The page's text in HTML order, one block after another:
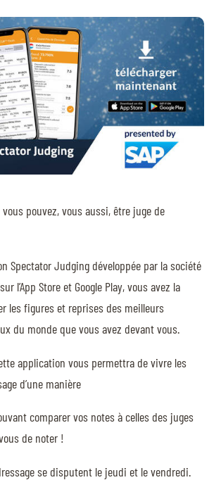
EN
2026 CHI de Genève. Tous droits réservés
vous pouvez, vous aussi, être juge de
Spectator Judging développée par la société
l’App Store et Google Play, vous avez la
les figures et reprises des meilleurs
du monde que vous avez devant vous.
application vous permettra de vivre les
d’une manière
comparer vos notes à celles des juges
de noter !
se disputent le jeudi et le vendredi.